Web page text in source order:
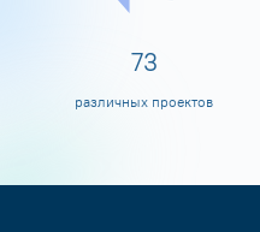
80
различных проектов